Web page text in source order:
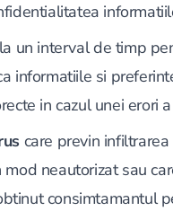
un interval de timp
informatiile si
in cazul unei erori
care previn
neautorizat sau
consimtamantul